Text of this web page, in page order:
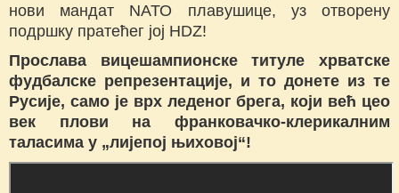
нови мандат NАТО плавушице, уз отворену
подршку пратећег јој HDZ!
Прослава вицешампионске титуле хрватске
фудбалске репрезентације, и то донете из те
Русије, само је врх леденог брега, који већ цео
век плови на франковачко-клерикалним
таласима у „лијепој њиховој“!